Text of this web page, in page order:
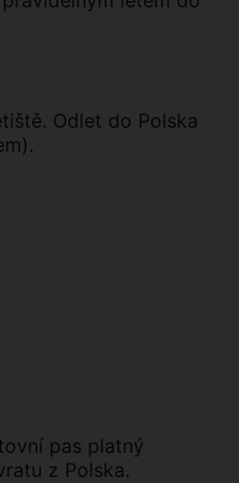
Odlet do Polska
pas platný
z Polska.